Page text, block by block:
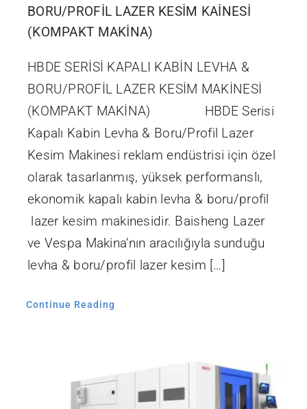
BORU/PROFİL LAZER KESİM KAİNESİ
(KOMPAKT MAKİNA)
HBDE SERİSİ KAPALI KABİN LEVHA &
BORU/PROFİL LAZER KESİM MAKİNESİ
(KOMPAKT MAKİNA) HBDE Serisi
Kapalı Kabin Levha & Boru/Profil Lazer
Kesim Makinesi reklam endüstrisi için özel
olarak tasarlanmış, yüksek performanslı,
ekonomik kapalı kabin levha & boru/profil
lazer kesim makinesidir. Baisheng Lazer
ve Vespa Makina’nın aracılığıyla sunduğu
levha & boru/profil lazer kesim […]
Continue Reading